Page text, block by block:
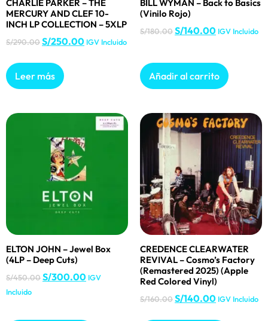
CHARLIE PARKER – THE
MERCURY AND CLEF 10-
INCH LP COLLECTION – 5XLP
S/290.00S/250.00 IGV Incluido
Leer más
BILL WYMAN – Back to Basics
(Vinilo Rojo)
S/180.00S/140.00 IGV Incluido
Añadir al carrito
ELTON JOHN – Jewel Box
(4LP – Deep Cuts)
S/450.00S/300.00 IGV
Incluido
CREDENCE CLEARWATER
REVIVAL – Cosmo’s Factory
(Remastered 2025) (Apple
Red Colored Vinyl)
S/160.00S/140.00 IGV Incluido